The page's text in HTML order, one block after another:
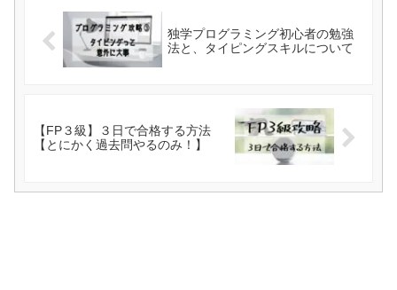
独学プログラミング初心者の勉強
法と、タイピングスキルについて
【FP３級】３日で合格する方法
【とにかく過去問やるのみ！】